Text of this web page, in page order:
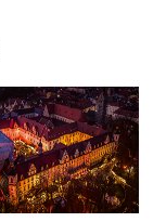
- Anzeige -